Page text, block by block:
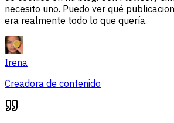
necesito uno. Puedo ver qué
era realmente todo lo que quería.
Irena
Creadora de contenido